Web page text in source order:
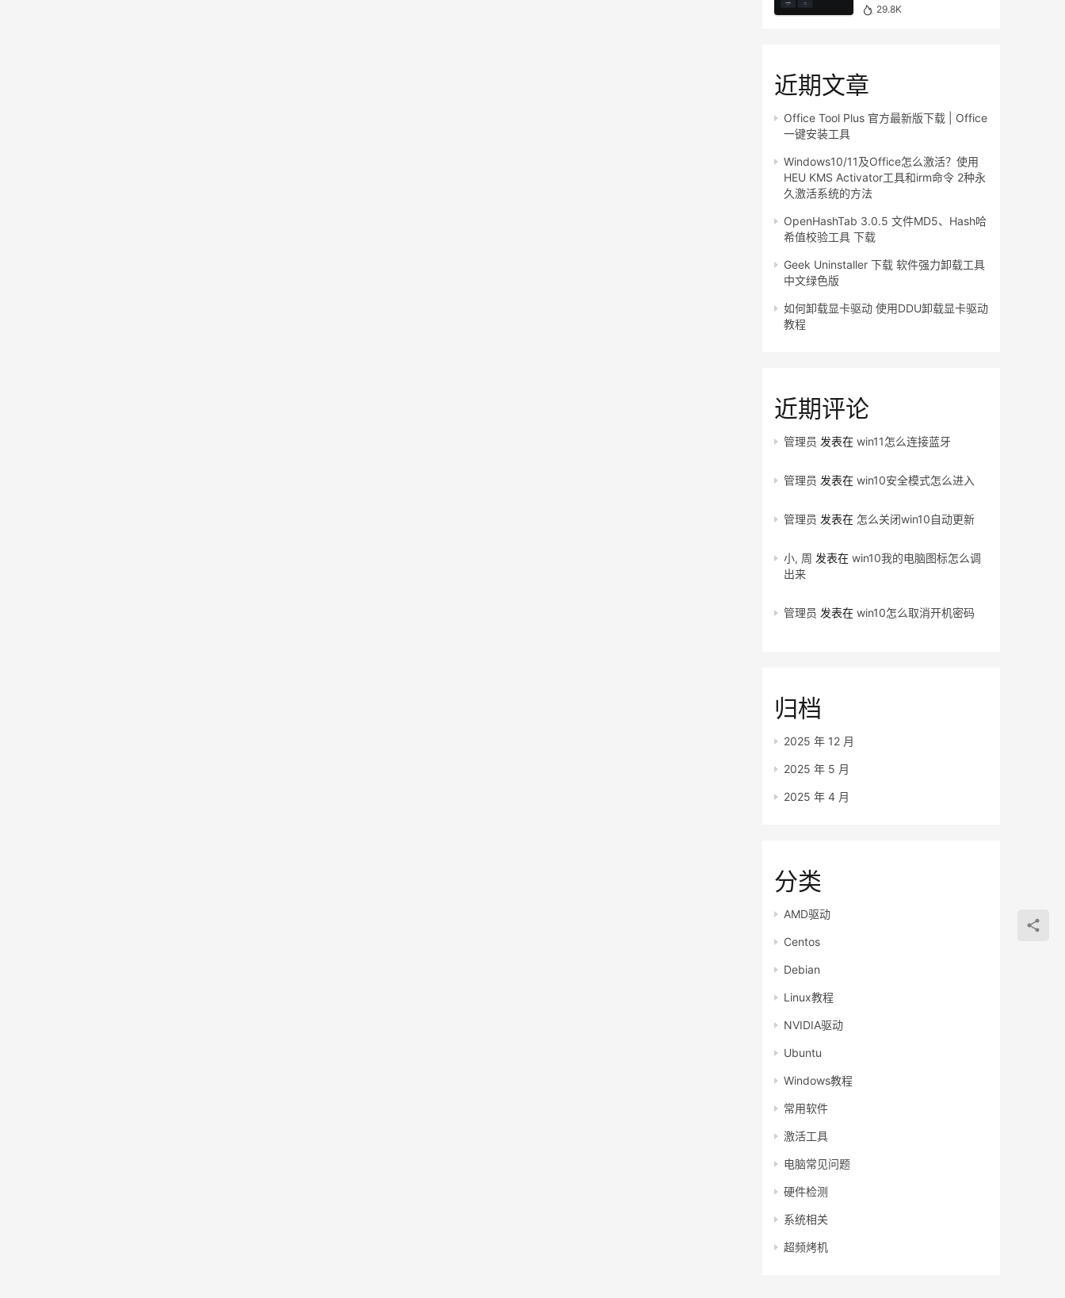
29.8K
近期文章
Office Tool Plus 官方最新版下载 | Office
一键安装工具
Windows10/11及Office怎么激活？使用
HEU KMS Activator工具和irm命令 2种永
久激活系统的方法
OpenHashTab 3.0.5 文件MD5、Hash哈
希值校验工具 下载
Geek Uninstaller 下载 软件强力卸载工具
中文绿色版
如何卸载显卡驱动 使用DDU卸载显卡驱动
教程
近期评论
管理员 发表在 win11怎么连接蓝牙
管理员 发表在 win10安全模式怎么进入
管理员 发表在 怎么关闭win10自动更新
小, 周 发表在 win10我的电脑图标怎么调
出来
管理员 发表在 win10怎么取消开机密码
归档
2025 年 12 月
2025 年 5 月
2025 年 4 月
分类
AMD驱动
Centos
Debian
Linux教程
NVIDIA驱动
Ubuntu
Windows教程
常用软件
激活工具
电脑常见问题
硬件检测
系统相关
超频烤机